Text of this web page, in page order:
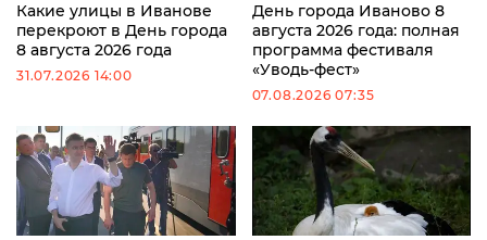
Какие улицы в Иванове
перекроют в День города
8 августа 2026 года
31.07.2026 14:00
День города Иваново 8
августа 2026 года: полная
программа фестиваля
«Уводь-фест»
07.08.2026 07:35